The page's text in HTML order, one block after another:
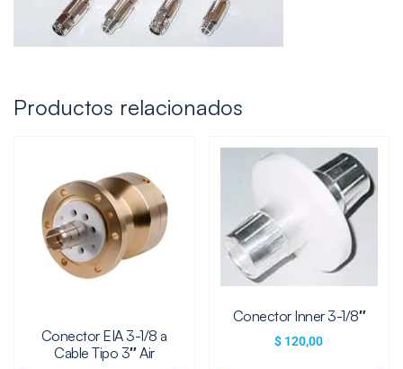
Productos relacionados
Conector EIA 3-1/8 a
Cable Tipo 3″ Air
Conector Inner 3-1/8″
$ 120,00